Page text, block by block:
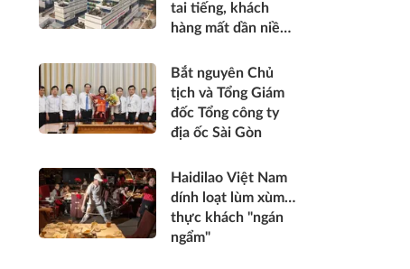
tai tiếng, khách
hàng mất dần niềm
Bắt nguyên Chủ
tịch và Tổng Giám
đốc Tổng công ty
địa ốc Sài Gòn
Haidilao Việt Nam
dính loạt lùm xùm…
thực khách "ngán
ngẩm"